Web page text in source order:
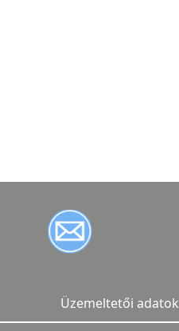
Üzemeltetői adatok